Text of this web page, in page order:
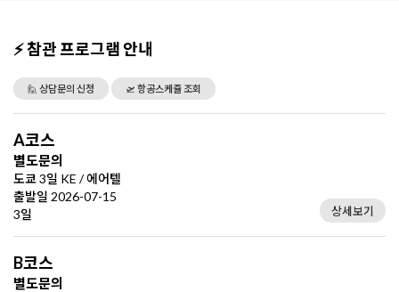
⚡ 참관 프로그램 안내
🙋 상담문의 신청 🛫 항공스케쥴 조회
A코스
별도문의
도쿄 3일 KE / 에어텔
출발일 2026-07-15
3일
상세보기
B코스
별도문의